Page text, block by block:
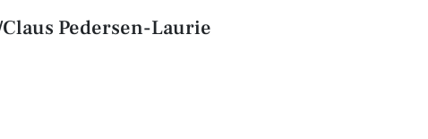
Pedersen-Laurie